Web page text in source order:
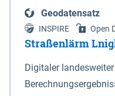
projizierte
Terrestrischen
der Universalen
bezogen auf die
(Anlage 4); Gleiches
Geodatensatz
INSPIRE Open
Straßenlärm
Digitaler